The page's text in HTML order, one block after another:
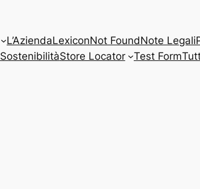
L’AziendaLexiconNot FoundNote Legali
SostenibilitàStore Locator Test Form